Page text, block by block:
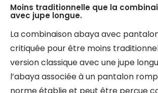
Moins traditionnelle que la
avec jupe longue.
La combinaison abaya avec
critiquée pour être moins
version classique avec une jupe
l’abaya associée à un pantalon